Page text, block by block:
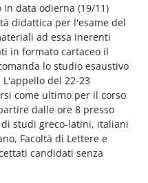
data odierna (19/11)
didattica per l'esame del
ad essa inerenti
in formato cartaceo il
lo studio esaustivo
del 22-23
come ultimo per il corso
dalle ore 8 presso
studi greco-latini, italiani
Facoltà di Lettere e
candidati senza